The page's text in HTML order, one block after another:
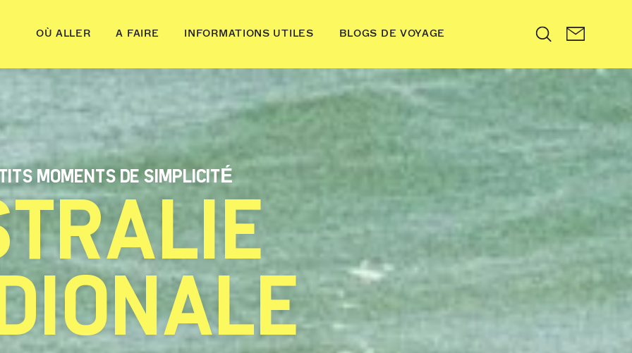
OÙ ALLER A FAIRE INFORMATIONS UTILES BLOGS DE VOYAGE Search
MOMENTS DE SIMPLICITÉ